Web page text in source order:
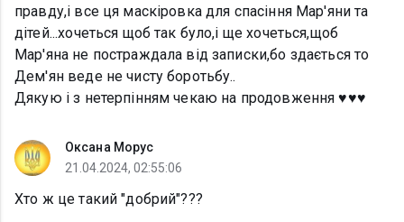
правду,і все ця маскіровка для спасіння Мар'яни та
дітей...хочеться щоб так було,і ще хочеться,щоб
Мар'яна не постраждала від записки,бо здається то
Дем'ян веде не чисту боротьбу..
Дякую і з нетерпінням чекаю на продовження ♥️♥️♥️
Оксана Морус
21.04.2024, 02:55:06
Хто ж це такий "добрий"???